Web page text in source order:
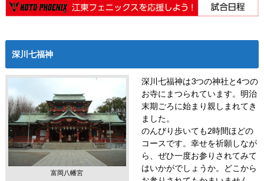
深川七福神
富岡八幡宮
深川七福神は3つの神社と4つの
お寺にまつられています。明治
末期ごろに始まり親しまれてき
ました。
のんびり歩いても2時間ほどの
コースです。幸せを祈願しなが
ら、ぜひ一度お参りされてみて
はいかがでしょうか。どこから